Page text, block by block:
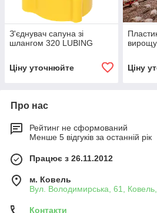
З'єднувач сапуна зі
шлангом 320 LUBING
Ціну уточнюйте Ціну
Про нас
Рейтинг не сформований
Менше 5 відгуків за останній рік
Працює з 26.11.2012
м. Ковель
Вул. Володимирська, 61, Ковель,
Контакти